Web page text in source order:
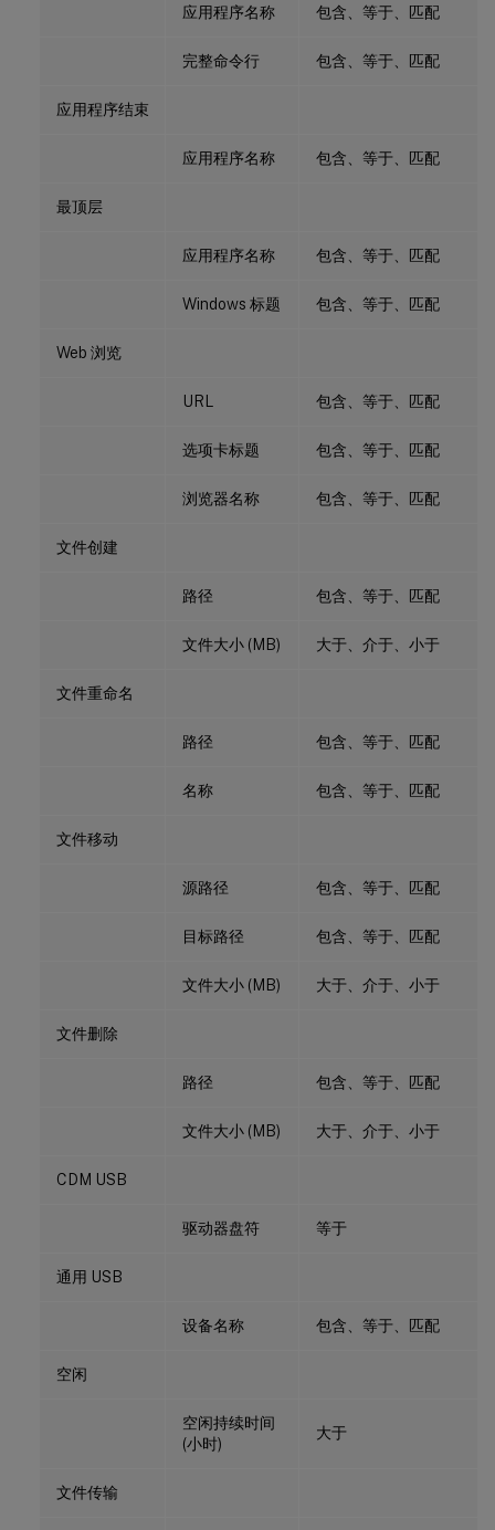
应用程序名称 包含、等于、匹配
完整命令行 包含、等于、匹配
应用程序结束
应用程序名称 包含、等于、匹配
最顶层
应用程序名称 包含、等于、匹配
Windows 标题 包含、等于、匹配
Web 浏览
URL 包含、等于、匹配
选项卡标题 包含、等于、匹配
浏览器名称 包含、等于、匹配
文件创建
路径 包含、等于、匹配
文件大小 (MB) 大于、介于、小于
文件重命名
路径 包含、等于、匹配
名称 包含、等于、匹配
文件移动
源路径 包含、等于、匹配
目标路径 包含、等于、匹配
文件大小 (MB) 大于、介于、小于
文件删除
路径 包含、等于、匹配
文件大小 (MB) 大于、介于、小于
CDM USB
驱动器盘符 等于
通用 USB
设备名称 包含、等于、匹配
空闲
空闲持续时间
(小时)
大于
文件传输